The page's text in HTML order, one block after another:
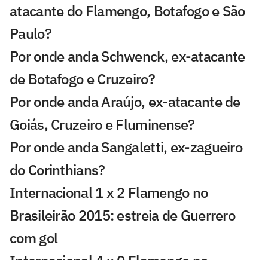
atacante do Flamengo, Botafogo e São
Paulo?
Por onde anda Schwenck, ex-atacante
de Botafogo e Cruzeiro?
Por onde anda Araújo, ex-atacante de
Goiás, Cruzeiro e Fluminense?
Por onde anda Sangaletti, ex-zagueiro
do Corinthians?
Internacional 1 x 2 Flamengo no
Brasileirão 2015: estreia de Guerrero
com gol